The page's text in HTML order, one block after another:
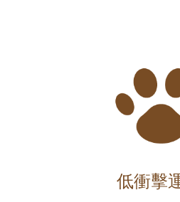
低衝擊